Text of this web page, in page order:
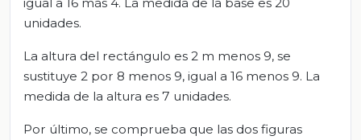
unidades.
La altura del rectángulo es 2 m menos 9, se
sustituye 2 por 8 menos 9, igual a 16 menos 9. La
medida de la altura es 7 unidades.
Por último, se comprueba que las dos figuras